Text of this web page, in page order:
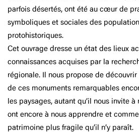
parfois désertés, ont été au cœur de
symboliques et sociales des
protohistoriques.
Cet ouvrage dresse un état des lieux
connaissances acquises par la
régionale. Il nous propose de
de ces monuments remarquables
les paysages, autant qu’il nous invite à
ont encore à nous apprendre et
patrimoine plus fragile qu’il n’y paraît.